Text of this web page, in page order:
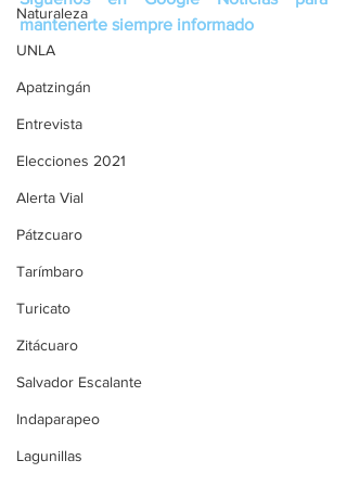
Naturaleza
UNLA
Apatzingán
Entrevista
Elecciones 2021
Alerta Vial
Pátzcuaro
Tarímbaro
Turicato
Zitácuaro
Salvador Escalante
Indaparapeo
Lagunillas
mantenerte siempre informado